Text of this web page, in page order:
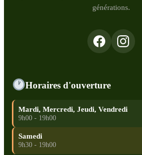
générations.
Horaires d'ouverture
Mardi, Mercredi, Jeudi, Vendredi
9h00 - 19h00
Samedi
9h30 - 19h00